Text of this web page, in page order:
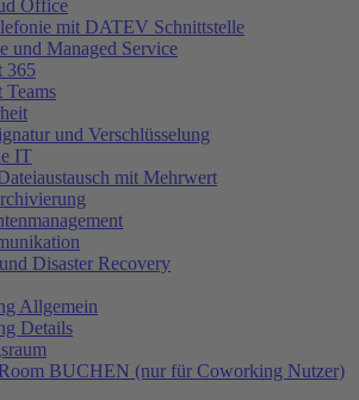
Office
mit DATEV Schnittstelle
und Managed Service
365
Teams
und Verschlüsselung
IT
mit Mehrwert
Disaster Recovery
Allgemein
Details
BUCHEN (nur für Coworking Nutzer)